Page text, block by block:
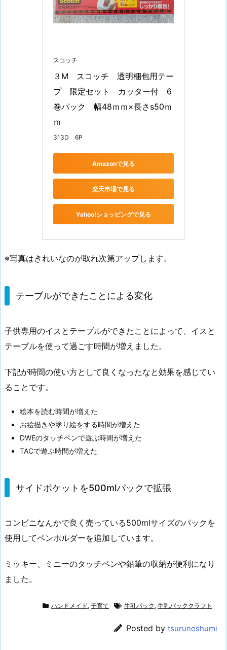
スコッチ
３M　スコッチ　透明梱包用テー
プ　限定セット　カッター付　6
巻パック　幅48ｍｍ×長さs50ｍ
ｍ
313D 6P
Amazonで見る
楽天市場で見る
Yahoo!ショッピングで見る
※写真はきれいなのが取れ次第アップします。
テーブルができたことによる変化
子供専用のイスとテーブルができたことによって、イスと
テーブルを使って過ごす時間が増えました。
下記が時間の使い方として良くなったなと効果を感じてい
ることです。
絵本を読む時間が増えた
お絵描きや塗り絵をする時間が増えた
DWEのタッチペンで遊ぶ時間が増えた
TACで遊ぶ時間が増えた
サイドポケットを500mlパックで拡張
コンビニなんかで良く売っている500mlサイズのパックを
使用してペンホルダーを追加しています。
ミッキー、ミニーのタッチペンや鉛筆の収納が便利になり
ました。
ハンドメイド, 子育て 牛乳パック , 牛乳パッククラフト
Posted by tsurunoshumi